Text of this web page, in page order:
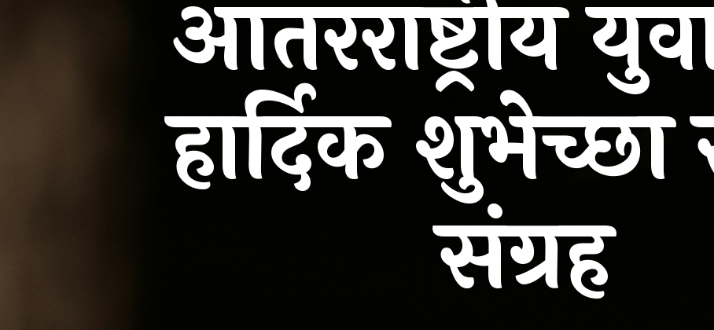
आंतरराष्ट्रीय
हार्दिक
संग्रह